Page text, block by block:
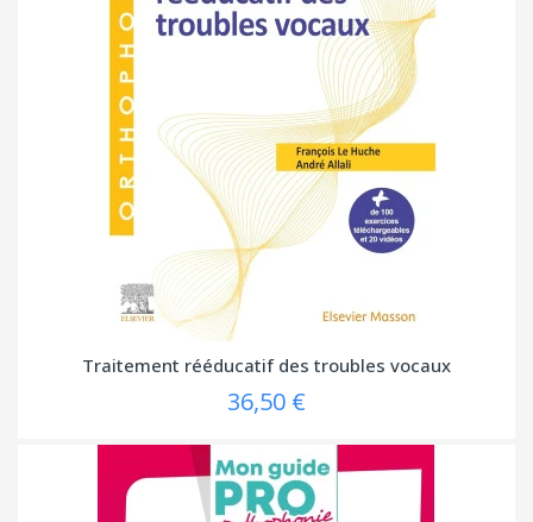
Traitement rééducatif des troubles vocaux
36,50 €